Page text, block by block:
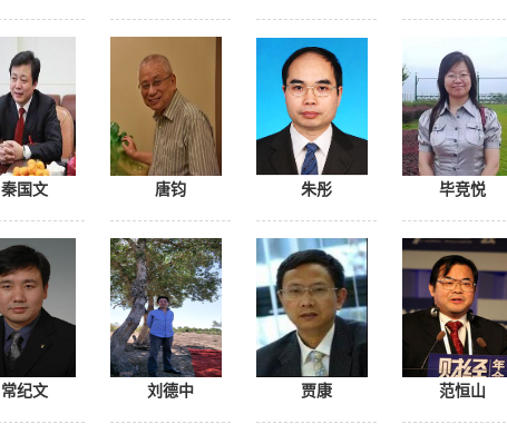
秦国文 唐钧 朱彤 毕竞悦
常纪文 刘德中 贾康 范恒山